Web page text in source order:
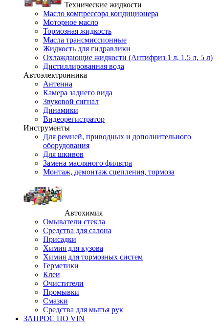
Технические жидкости
Масло компрессора кондиционера
Моторное масло
Тормозная жидкость
Масла трансмиссионные
Жидкость для гидравлики
Охлаждающие жидкости (Антифриз 1 л, 1.5 л, 5 л)
Дистиллированная вода
Автоэлектронника
Антенна
Камера заднего вида
Звуковой сигнал
Динамики
Видеорегистратор
Инструменты
Для ремней, приводных и дополнительного
оборудования
Для шкивов
Замена масляного фильтра
Монтаж, демонтаж сцепления, тормоза
Автохимия
Омыватели стекла
Средства для салона
Присадки
Химия для кузова
Химия для тормозных систем
Герметики
Клеи
Очистители
Промывки
Смазки
Средства для мытья рук
ЗАПРОС ПО VIN